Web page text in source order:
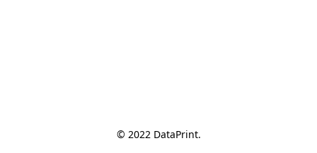
© 2022 DataPrint.